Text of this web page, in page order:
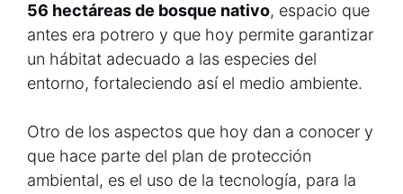
56 hectáreas de bosque nativo, espacio que
antes era potrero y que hoy permite garantizar
un hábitat adecuado a las especies del
entorno, fortaleciendo así el medio ambiente.
Otro de los aspectos que hoy dan a conocer y
que hace parte del plan de protección
ambiental, es el uso de la tecnología, para la